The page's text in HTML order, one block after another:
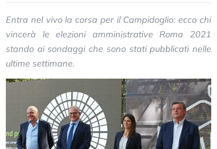
Entra nel vivo la corsa per il Campidoglio: ecco chi
vincerà le elezioni amministrative Roma 2021
stando ai sondaggi che sono stati pubblicati nelle
ultime settimane.